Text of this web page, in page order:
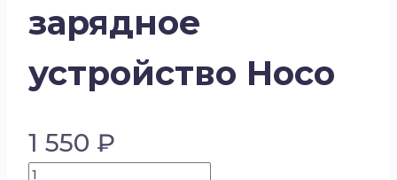
зарядное
устройство Hoco
1 550 ₽
Количество